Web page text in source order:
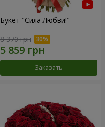
Букет "Сила Любви!"
8 370 грн
Заказать